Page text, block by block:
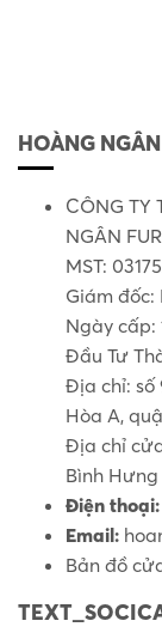
HOÀNG
CÔNG TY
NGÂN
MST:
Giám đốc:
Ngày cấp:
Đầu Tư
Địa chỉ: số
Hòa A,
Địa chỉ
Bình Hưng
Điện thoại:
Email:
Bản đồ